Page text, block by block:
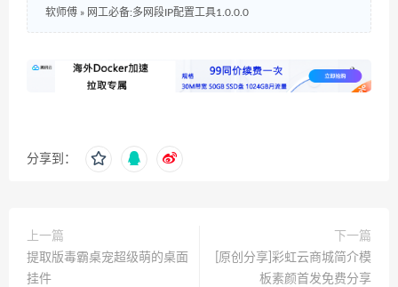
软师傅 » 网工必备:多网段IP配置工具1.0.0.0
分享到：
上一篇
提取版毒霸桌宠超级萌的桌面
挂件
下一篇
[原创分享]彩虹云商城简介模
板素颜首发免费分享